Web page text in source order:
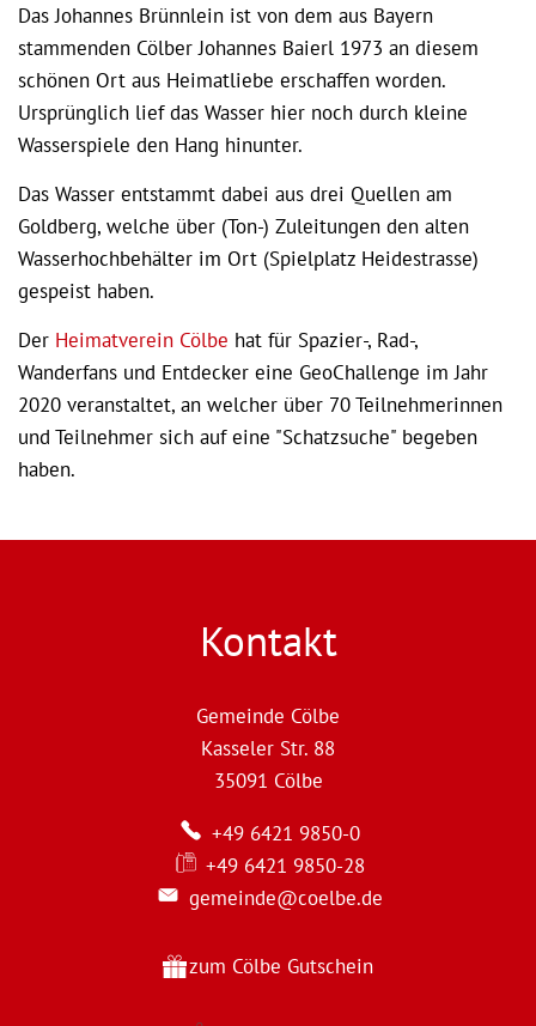
Das Johannes Brünnlein ist von dem aus Bayern
stammenden Cölber Johannes Baierl 1973 an diesem
schönen Ort aus Heimatliebe erschaffen worden.
Ursprünglich lief das Wasser hier noch durch kleine
Wasserspiele den Hang hinunter.
Das Wasser entstammt dabei aus drei Quellen am
Goldberg, welche über (Ton-) Zuleitungen den alten
Wasserhochbehälter im Ort (Spielplatz Heidestrasse)
gespeist haben.
Der Heimatverein Cölbe hat für Spazier-, Rad-,
Wanderfans und Entdecker eine GeoChallenge im Jahr
2020 veranstaltet, an welcher über 70 Teilnehmerinnen
und Teilnehmer sich auf eine "Schatzsuche" begeben
haben.
Kontakt
Gemeinde Cölbe
Kasseler Str. 88
35091 Cölbe
+49 6421 9850-0
+49 6421 9850-28
gemeinde@coelbe.de
zum Cölbe Gutschein